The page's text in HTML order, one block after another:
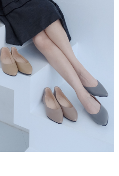
供之「AFTEE先享後付」服務完成之交
人資料，並將交易相關給付款項請求債
覽以下網址：
代理人或監護人之同意方可使用
辦者引起之損失，本公司不負相關責
將依據個別帳號之用戶狀況，依本公司即
有額度不足之情形，本公司將視審查結果
人資訊註冊。若發現惡意使用之情形，
用戶之使用額度並採取法律行動。
)免運費
查看運費